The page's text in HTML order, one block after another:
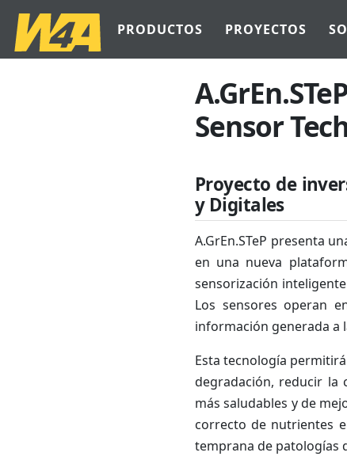
PRODUCTOS PROYECTOS
Sensor
Proyecto de
y Digitales
A.GrEn.STeP presenta
en una nueva
sensorización
Los sensores operan
información generada a
Esta tecnología
degradación, reducir la
más saludables y de
correcto de nutrientes
temprana de patologías